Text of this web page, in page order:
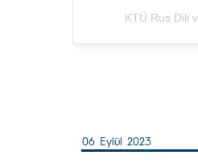
KTÜ Rus Dili
06 Eylül 2023